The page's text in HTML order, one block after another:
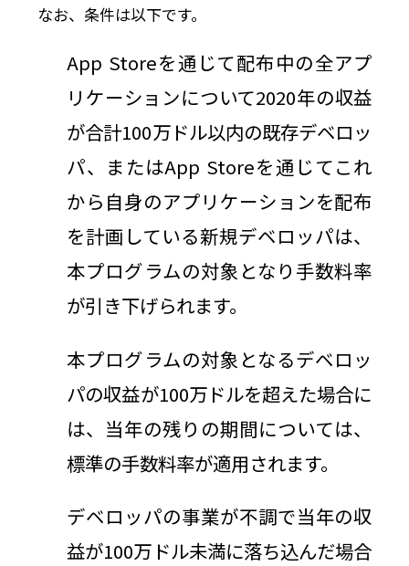
なお、条件は以下です。
App Storeを通じて配布中の全アプ
リケーションについて2020年の収益
が合計100万ドル以内の既存デベロッ
パ、またはApp Storeを通じてこれ
から自身のアプリケーションを配布
を計画している新規デベロッパは、
本プログラムの対象となり手数料率
が引き下げられます。
本プログラムの対象となるデベロッ
パの収益が100万ドルを超えた場合に
は、当年の残りの期間については、
標準の手数料率が適用されます。
デベロッパの事業が不調で当年の収
益が100万ドル未満に落ち込んだ場合